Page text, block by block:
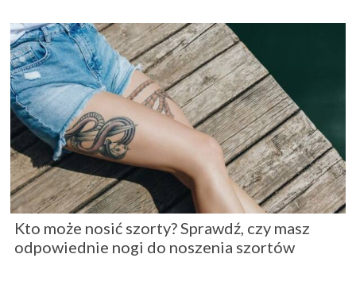
Kto może nosić szorty? Sprawdź, czy masz
odpowiednie nogi do noszenia szortów